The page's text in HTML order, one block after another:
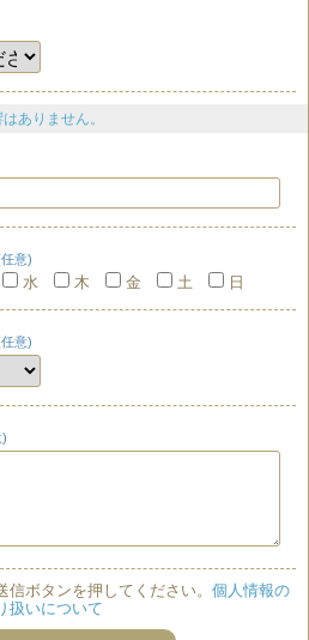
ありません。
意)
水 木 金 土 日
意)
ボタンを押してください。 個人情報の
扱いについて